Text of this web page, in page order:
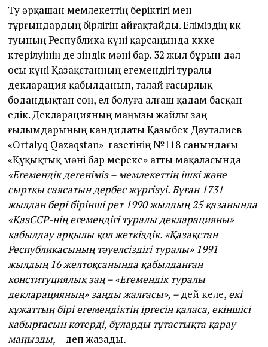
Ту әрқашан мемлекеттің беріктігі мен
тұрғындардың бірлігін айғақтайды. Еліміздің көк
туының Республика күні қарсаңында көкке
көтерілуінің де өзіндік мәні бар. 32 жыл бұрын дәл
осы күні Қазақстанның егемендігі туралы
декларация қабылданып, талай ғасырлық
бодандықтан соң, ел болуға алғаш қадам басқан
едік. Декларацияның маңызы жайлы заң
ғылымдарының кандидаты Қазыбек Дауталиев
«Ortalyq Qazaqstan» газетінің №118 санындағы
«Құқықтық мәні бар мереке» атты мақаласында
«Егемендік дегеніміз – мемлекеттің ішкі және
сыртқы саясатын дербес жүргізуі. Бұған 1731
жылдан бері бірінші рет 1990 жылдың 25 қазанында
«ҚазССР-нің егемендігі туралы декларацияны»
қабылдау арқылы қол жеткіздік. «Қазақстан
Республикасының тәуелсіздігі туралы» 1991
жылдың 16 желтоқсанында қабылданған
конституциялық заң – «Егемендік туралы
декларацияның» заңды жалғасы», –дей келе, екі
құжаттың бірі егемендіктің іргесін қаласа, екіншісі
қабырғасын көтерді, бұларды тұтастықта қарау
маңызды, – деп жазады.